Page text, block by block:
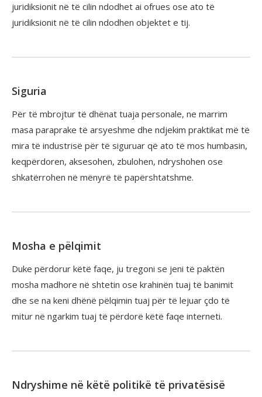
juridiksionit në të cilin ndodhet ai ofrues ose ato të
juridiksionit në të cilin ndodhen objektet e tij.
Siguria
Për të mbrojtur të dhënat tuaja personale, ne marrim
masa paraprake të arsyeshme dhe ndjekim praktikat më të
mira të industrisë për të siguruar që ato të mos humbasin,
keqpërdoren, aksesohen, zbulohen, ndryshohen ose
shkatërrohen në mënyrë të papërshtatshme.
Mosha e pëlqimit
Duke përdorur këtë faqe, ju tregoni se jeni të paktën
mosha madhore në shtetin ose krahinën tuaj të banimit
dhe se na keni dhënë pëlqimin tuaj për të lejuar çdo të
mitur në ngarkim tuaj të përdorë këtë faqe interneti.
Ndryshime në këtë politikë të privatësisë